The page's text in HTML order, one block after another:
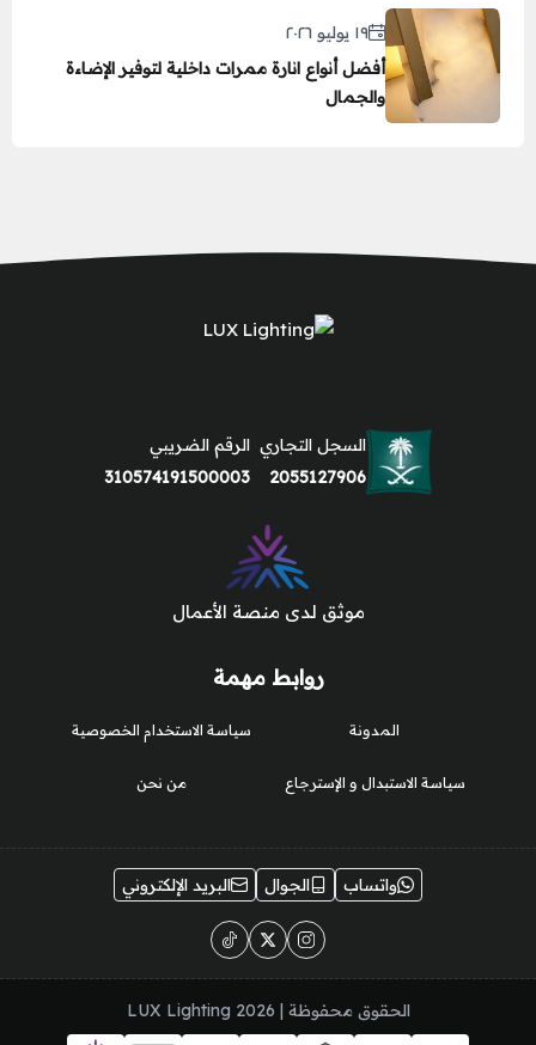
١٩ يوليو ٢٠٢٦
أفضل أنواع انارة ممرات داخلية لتوفير الإضاءة
والجمال
روابط مهمة
المدونة
سياسة الاستبدال و الإسترجاع
سياسة الاستخدام الخصوصية
من نحن
السجل التجاري
2055127906
الرقم الضريبي
310574191500003
موثق لدى منصة الأعمال
واتساب الجوال البريد الإلكتروني
الحقوق محفوظة | 2026 LUX Lighting